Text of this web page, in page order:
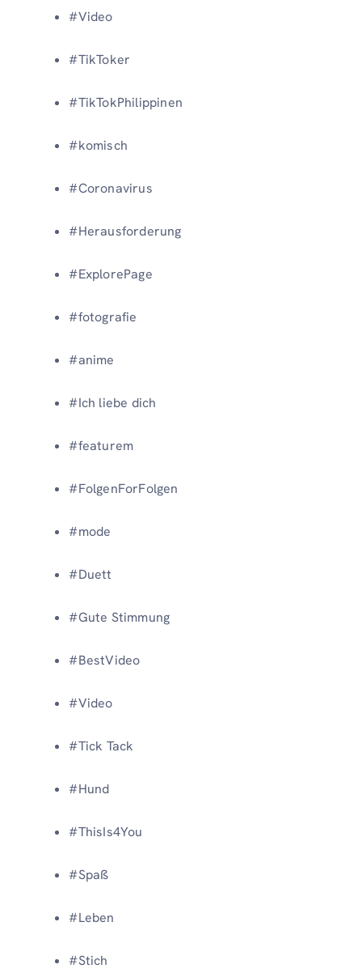
#Video
#TikToker
#TikTokPhilippinen
#komisch
#Coronavirus
#Herausforderung
#ExplorePage
#fotografie
#anime
#Ich liebe dich
#featurem
#FolgenForFolgen
#mode
#Duett
#Gute Stimmung
#BestVideo
#Video
#Tick Tack
#Hund
#ThisIs4You
#Spaß
#Leben
#Stich